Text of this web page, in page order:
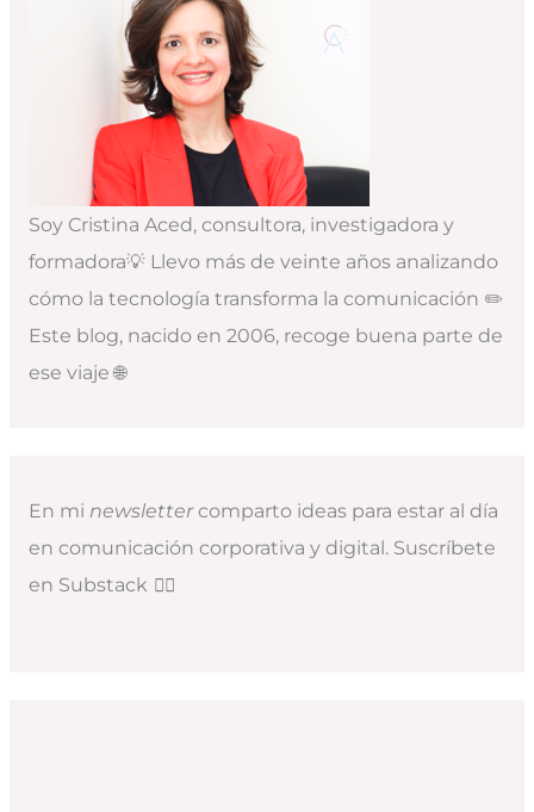
Soy Cristina Aced, consultora, investigadora y
formadora💡 Llevo más de veinte años analizando
cómo la tecnología transforma la comunicación ✏️
Este blog, nacido en 2006, recoge buena parte de
ese viaje 🌐
En mi newslettercomparto ideas para estar al día
en comunicación corporativa y digital. Suscríbete
en Substack 👇🏻